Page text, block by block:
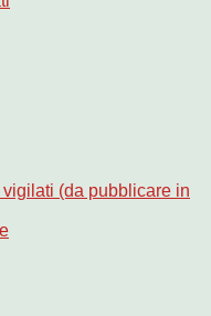
(da pubblicare in